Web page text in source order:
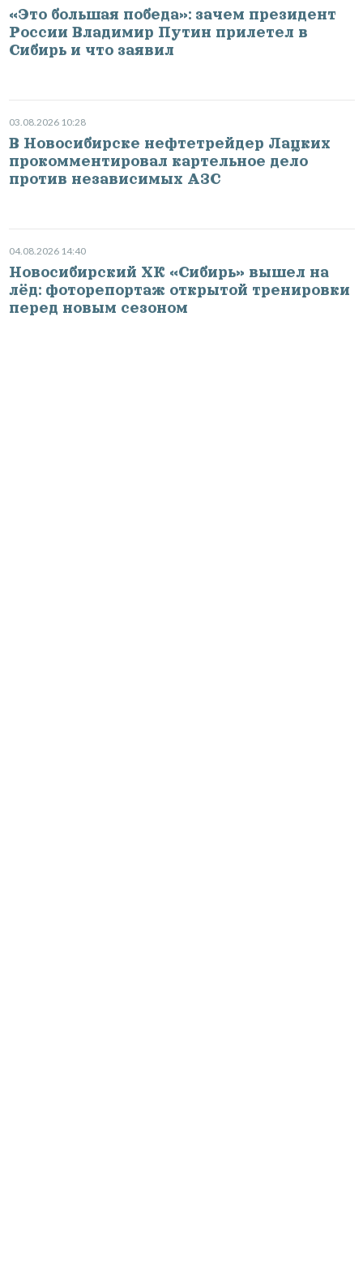
«Это большая победа»: зачем президент
России Владимир Путин прилетел в
Сибирь и что заявил
03.08.2026 10:28
В Новосибирске нефтетрейдер Лацких
прокомментировал картельное дело
против независимых АЗС
04.08.2026 14:40
Новосибирский ХК «Сибирь» вышел на
лёд: фоторепортаж открытой тренировки
перед новым сезоном